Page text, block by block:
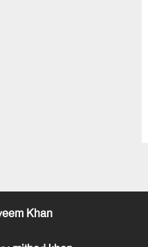
Khan